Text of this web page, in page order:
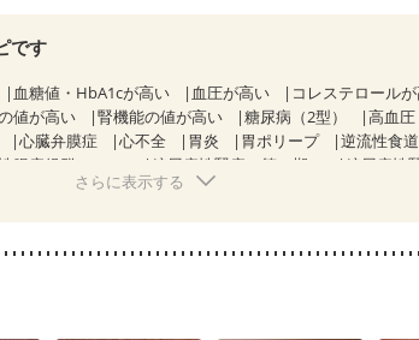
です
血糖値・HbA1cが高い 血圧が高い
コレステロール
値が高い 腎機能の値が高い 糖尿病（2型） 高血圧
心臓弁膜症 心不全 胃炎 胃ポリープ 逆流性食
腸症候群（IBS） 糖尿病性腎症（第１期）
糖尿病性
CKD（ステージ２）
大腸がん（抗がん剤治療中）
大腸がん（放射線治療
さらに表示する